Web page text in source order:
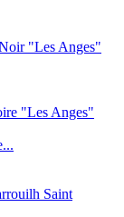
"Les Anges"